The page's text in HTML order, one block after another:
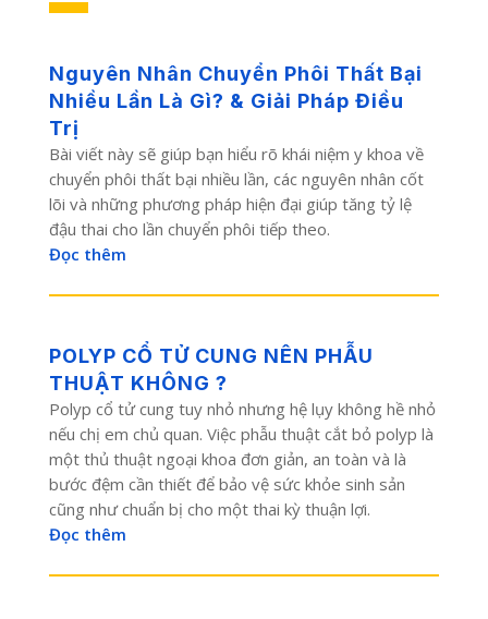
Nguyên Nhân Chuyển Phôi Thất Bại
Nhiều Lần Là Gì? & Giải Pháp Điều
Trị
Bài viết này sẽ giúp bạn hiểu rõ khái niệm y khoa về
chuyển phôi thất bại nhiều lần, các nguyên nhân cốt
lõi và những phương pháp hiện đại giúp tăng tỷ lệ
đậu thai cho lần chuyển phôi tiếp theo.
Đọc thêm
POLYP CỔ TỬ CUNG NÊN PHẪU
THUẬT KHÔNG ?
Polyp cổ tử cung tuy nhỏ nhưng hệ lụy không hề nhỏ
nếu chị em chủ quan. Việc phẫu thuật cắt bỏ polyp là
một thủ thuật ngoại khoa đơn giản, an toàn và là
bước đệm cần thiết để bảo vệ sức khỏe sinh sản
cũng như chuẩn bị cho một thai kỳ thuận lợi.
Đọc thêm